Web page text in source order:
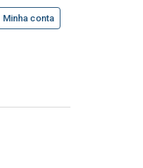
Minha conta